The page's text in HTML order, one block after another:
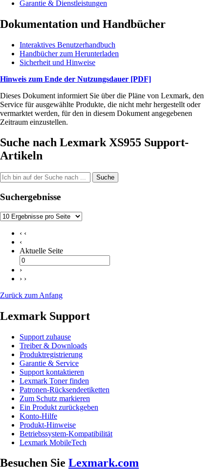
Garantie & Dienstleistungen
Dokumentation und Handbücher
Interaktives Benutzerhandbuch
Handbücher zum Herunterladen
Sicherheit und Hinweise
Hinweis zum Ende der Nutzungsdauer [PDF]
Dieses Dokument informiert Sie über die Pläne von Lexmark, den
Service für ausgewählte Produkte, die nicht mehr hergestellt oder
vermarktet werden, für den in diesem Dokument angegebenen
Zeitraum einzustellen.
Suche nach Lexmark XS955 Support-
Artikeln
Suche
Suchergebnisse
‹ ‹
‹
Aktuelle Seite
›
› ›
Zurück zum Anfang
Lexmark Support
Support zuhause
Treiber & Downloads
Produktregistrierung
Garantie & Service
Support kontaktieren
Lexmark Toner finden
Patronen-Rücksendeetiketten
Zum Schutz markieren
Ein Produkt zurückgeben
Konto-Hilfe
Produkt-Hinweise
Betriebssystem-Kompatibilität
Lexmark MobileTech
Besuchen Sie Lexmark.com